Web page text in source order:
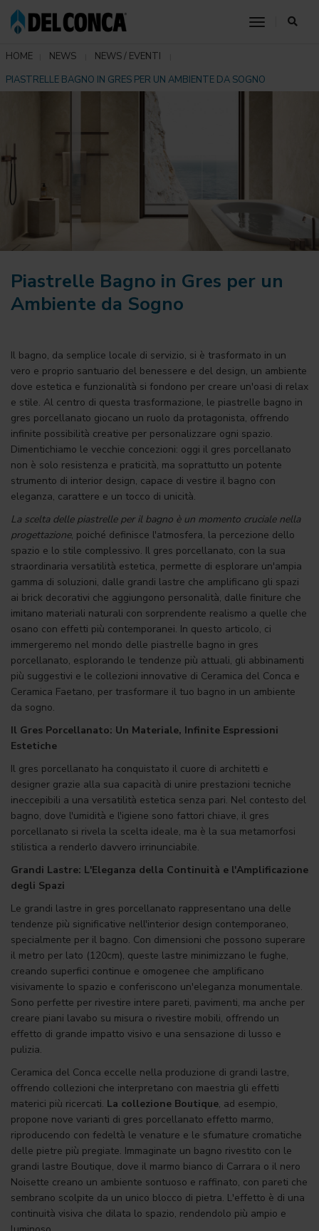
toggle
HOME NEWS
NEWS / EVENTI
PIASTRELLE BAGNO IN GRES PER UN AMBIENTE DA SOGNO
Piastrelle Bagno in Gres per un
Ambiente da Sogno
Il bagno, da semplice locale di servizio, si è trasformato in un
vero e proprio santuario del benessere e del design, un ambiente
dove estetica e funzionalità si fondono per creare un'oasi di relax
e stile. Al centro di questa trasformazione, le piastrelle bagno in
gres porcellanato giocano un ruolo da protagonista, offrendo
infinite possibilità creative per personalizzare ogni spazio.
Dimentichiamo le vecchie concezioni: oggi il gres porcellanato
non è solo resistenza e praticità, ma soprattutto un potente
strumento di interior design, capace di vestire il bagno con
eleganza, carattere e un tocco di unicità.
La scelta delle piastrelle per il bagno è un momento cruciale nella
progettazione, poiché definisce l'atmosfera, la percezione dello
spazio e lo stile complessivo. Il gres porcellanato, con la sua
straordinaria versatilità estetica, permette di esplorare un'ampia
gamma di soluzioni, dalle grandi lastre che amplificano gli spazi
ai brick decorativi che aggiungono personalità, dalle finiture che
imitano materiali naturali con sorprendente realismo a quelle che
osano con effetti più contemporanei. In questo articolo, ci
immergeremo nel mondo delle piastrelle bagno in gres
porcellanato, esplorando le tendenze più attuali, gli abbinamenti
più suggestivi e le collezioni innovative di Ceramica del Conca e
Ceramica Faetano, per trasformare il tuo bagno in un ambiente
da sogno.
Il Gres Porcellanato: Un Materiale, Infinite Espressioni
Estetiche
Il gres porcellanato ha conquistato il cuore di architetti e
designer grazie alla sua capacità di unire prestazioni tecniche
ineccepibili a una versatilità estetica senza pari. Nel contesto del
bagno, dove l'umidità e l'igiene sono fattori chiave, il gres
porcellanato si rivela la scelta ideale, ma è la sua metamorfosi
stilistica a renderlo davvero irrinunciabile.
Grandi Lastre: L'Eleganza della Continuità e l'Amplificazione
degli Spazi
Le grandi lastre in gres porcellanato rappresentano una delle
tendenze più significative nell'interior design contemporaneo,
specialmente per il bagno. Con dimensioni che possono superare
il metro per lato (120cm), queste lastre minimizzano le fughe,
creando superfici continue e omogenee che amplificano
visivamente lo spazio e conferiscono un'eleganza monumentale.
Sono perfette per rivestire intere pareti, pavimenti, ma anche per
creare piani lavabo su misura o rivestire mobili, offrendo un
effetto di grande impatto visivo e una sensazione di lusso e
pulizia.
Ceramica del Conca eccelle nella produzione di grandi lastre,
offrendo collezioni che interpretano con maestria gli effetti
materici più ricercati. La collezione Boutique, ad esempio,
propone nove varianti di gres porcellanato effetto marmo,
riproducendo con fedeltà le venature e le sfumature cromatiche
delle pietre più pregiate. Immaginate un bagno rivestito con le
grandi lastre Boutique, dove il marmo bianco di Carrara o il nero
Noisette creano un ambiente sontuoso e raffinato, con pareti che
sembrano scolpite da un unico blocco di pietra. L'effetto è di una
continuità visiva che dilata lo spazio, rendendolo più ampio e